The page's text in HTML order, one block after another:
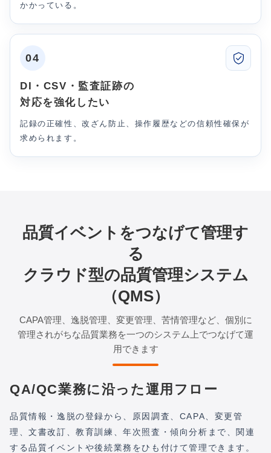
かかっている。
04
DI・CSV・監査証跡の
対応を強化したい
記録の正確性、改ざん防止、操作履歴などの信頼性確保が
求められます。
品質イベントをつなげて管理す
る
クラウド型の品質管理システム
（QMS）
CAPA管理、逸脱管理、変更管理、苦情管理など、個別に
管理されがちな品質業務を一つのシステム上でつなげて運
用できます
QA/QC業務に沿った運用フロー
品質情報・逸脱の登録から、原因調査、CAPA、変更管
理、文書改訂、教育訓練、年次照査・傾向分析まで、関連
する品質イベントや後続業務をひも付けて管理できます。